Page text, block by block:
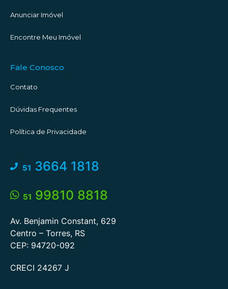
Anunciar Imóvel
Encontre Meu Imóvel
Fale Conosco
Contato
Dúvidas Frequentes
Política de Privacidade
51 3664 1818
51 99810 8818
Av. Benjamin Constant, 629
Centro – Torres, RS
CEP: 94720-092
CRECI 24267 J